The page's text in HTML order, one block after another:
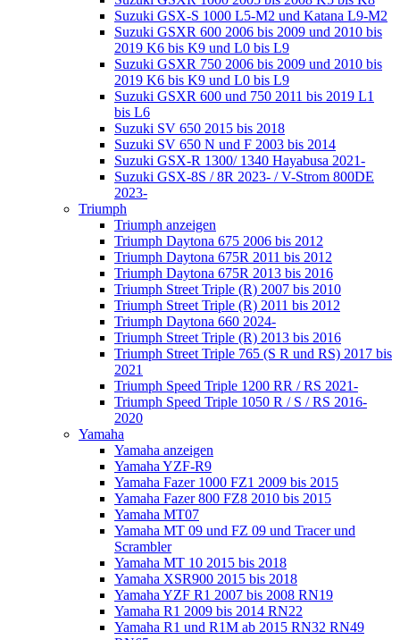
Suzuki GSX-S 1000 L5-M2 und Katana L9-M2
Suzuki GSXR 600 2006 bis 2009 und 2010 bis
2019 K6 bis K9 und L0 bis L9
Suzuki GSXR 750 2006 bis 2009 und 2010 bis
2019 K6 bis K9 und L0 bis L9
Suzuki GSXR 600 und 750 2011 bis 2019 L1
bis L6
Suzuki SV 650 2015 bis 2018
Suzuki SV 650 N und F 2003 bis 2014
Suzuki GSX-R 1300/ 1340 Hayabusa 2021-
Suzuki GSX-8S / 8R 2023- / V-Strom 800DE
2023-
Triumph
Triumph anzeigen
Triumph Daytona 675 2006 bis 2012
Triumph Daytona 675R 2011 bis 2012
Triumph Daytona 675R 2013 bis 2016
Triumph Street Triple (R) 2007 bis 2010
Triumph Street Triple (R) 2011 bis 2012
Triumph Daytona 660 2024-
Triumph Street Triple (R) 2013 bis 2016
Triumph Street Triple 765 (S R und RS) 2017 bis
2021
Triumph Speed Triple 1200 RR / RS 2021-
Triumph Speed Triple 1050 R / S / RS 2016-
2020
Yamaha
Yamaha anzeigen
Yamaha YZF-R9
Yamaha Fazer 1000 FZ1 2009 bis 2015
Yamaha Fazer 800 FZ8 2010 bis 2015
Yamaha MT07
Yamaha MT 09 und FZ 09 und Tracer und
Scrambler
Yamaha MT 10 2015 bis 2018
Yamaha XSR900 2015 bis 2018
Yamaha YZF R1 2007 bis 2008 RN19
Yamaha R1 2009 bis 2014 RN22
Yamaha R1 und R1M ab 2015 RN32 RN49